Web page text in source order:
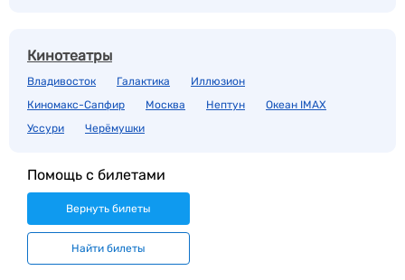
Кинотеатры
Владивосток Галактика
Иллюзион
Киномакс-Сапфир
Москва Нептун
Океан IMAX
Уссури
Черёмушки
Помощь с билетами
Вернуть билеты
Найти билеты